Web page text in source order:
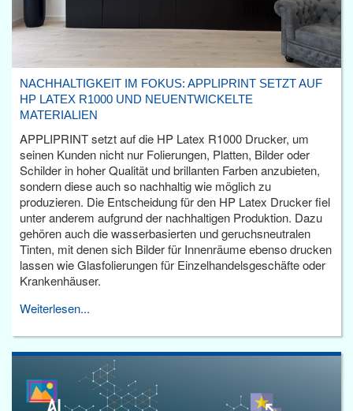
NACHHALTIGKEIT IM FOKUS: APPLIPRINT SETZT AUF
HP LATEX R1000 UND NEUENTWICKELTE
MATERIALIEN
APPLIPRINT setzt auf die HP Latex R1000 Drucker, um
seinen Kunden nicht nur Folierungen, Platten, Bilder oder
Schilder in hoher Qualität und brillanten Farben anzubieten,
sondern diese auch so nachhaltig wie möglich zu
produzieren. Die Entscheidung für den HP Latex Drucker fiel
unter anderem aufgrund der nachhaltigen Produktion. Dazu
gehören auch die wasserbasierten und geruchsneutralen
Tinten, mit denen sich Bilder für Innenräume ebenso drucken
lassen wie Glasfolierungen für Einzelhandelsgeschäfte oder
Krankenhäuser.
Weiterlesen...